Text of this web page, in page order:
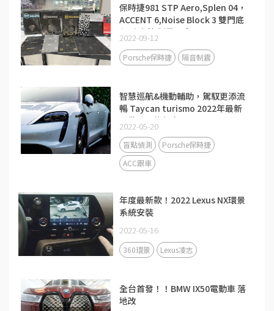
保時捷981 STP Aero,Splen 04，
ACCENT 6,Noise Block 3 雙門底
盤 防火牆 制震隔音
2022-09-12
Porsche保時捷 隔音制震
智慧巡航&機動輔助，駕馭更添流
暢 Taycan turismo 2022年最新
電動跨界旅行車
2022-05-20
盲點偵測
Porsche保時捷
ACC跟車
年度最新款！2022 Lexus NX環景
系統安裝
2022-05-16
360環景 Lexus凌志
全台首發！！BMW IX50電動車 落
地改